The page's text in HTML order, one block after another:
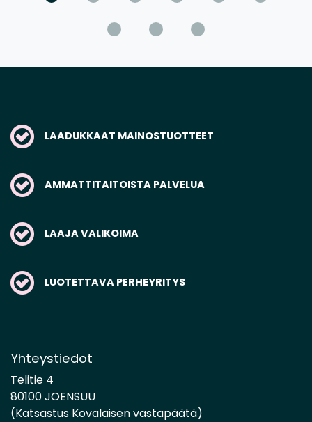
LAADUKKAAT MAINOSTUOTTEET
AMMATTITAITOISTA PALVELUA
LAAJA VALIKOIMA
LUOTETTAVA PERHEYRITYS
Yhteystiedot
Telitie 4
80100 JOENSUU
(Katsastus Kovalaisen vastapäätä)